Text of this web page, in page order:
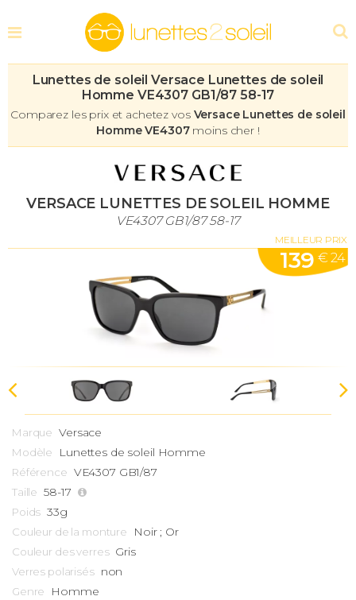
Lunettes de soleil Versace Lunettes de soleil
Homme VE4307 GB1/87 58-17
Comparez les prix et achetez vos Versace Lunettes de soleil
Homme VE4307moins cher !
VERSACE LUNETTES DE SOLEIL HOMME
VE4307 GB1/87 58-17
MEILLEUR PRIX
139 € 24
Marque Versace
Modèle Lunettes de soleil Homme
Référence VE4307 GB1/87
Taille 58-17
Poids 33g
Couleur de la monture Noir ; Or
Couleur des verres Gris
Verres polarisés non
Genre Homme